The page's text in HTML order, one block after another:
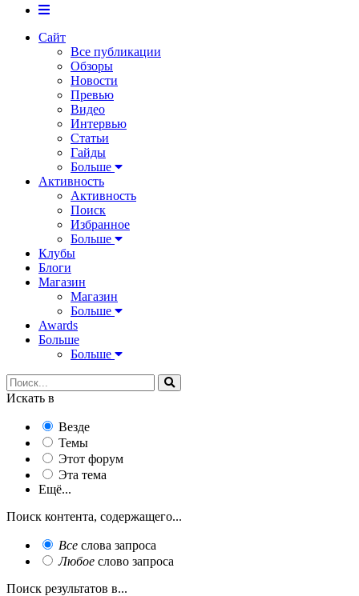
Сайт
Все публикации
Обзоры
Новости
Превью
Видео
Интервью
Статьи
Гайды
Больше
Активность
Активность
Поиск
Избранное
Больше
Клубы
Блоги
Магазин
Магазин
Больше
Awards
Больше
Больше
Искать в
Везде
Темы
Этот форум
Эта тема
Ещё...
Поиск контента, содержащего...
Все слова запроса
Любое слово запроса
Поиск результатов в...